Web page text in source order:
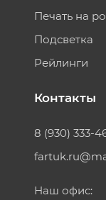
Печать на
Подсветка
Рейлинги
Контакты
8 (930) 333-
Наш офис: